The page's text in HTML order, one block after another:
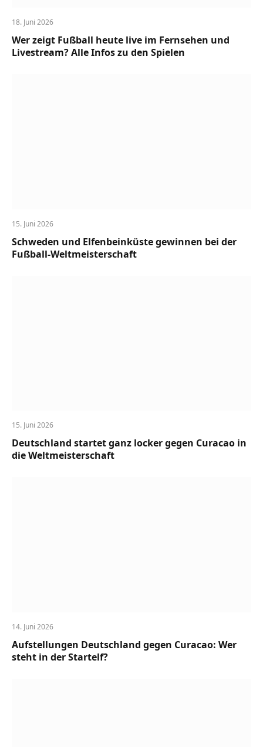
18. Juni 2026
Wer zeigt Fußball heute live im Fernsehen und
Livestream? Alle Infos zu den Spielen
15. Juni 2026
Schweden und Elfenbeinküste gewinnen bei der
Fußball-Weltmeisterschaft
15. Juni 2026
Deutschland startet ganz locker gegen Curacao in
die Weltmeisterschaft
14. Juni 2026
Aufstellungen Deutschland gegen Curacao: Wer
steht in der Startelf?